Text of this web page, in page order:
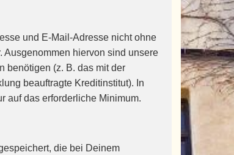
und E-Mail-Adresse nicht ohne
hiervon sind unsere
benötigen (z. B. das mit der
beauftragte Kreditinstitut). In
auf das erforderliche Minimum.
die bei Deinem